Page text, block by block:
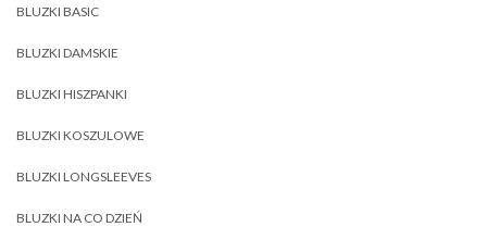
BLUZKI BASIC
BLUZKI DAMSKIE
BLUZKI HISZPANKI
BLUZKI KOSZULOWE
BLUZKI LONGSLEEVES
BLUZKI NA CO DZIEŃ